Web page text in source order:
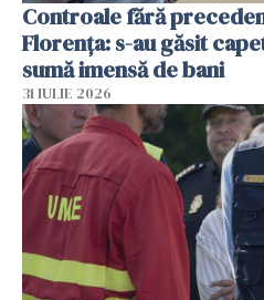
Controale fără
Florența: s-au găsit
sumă imensă de bani
31 IULIE 2026